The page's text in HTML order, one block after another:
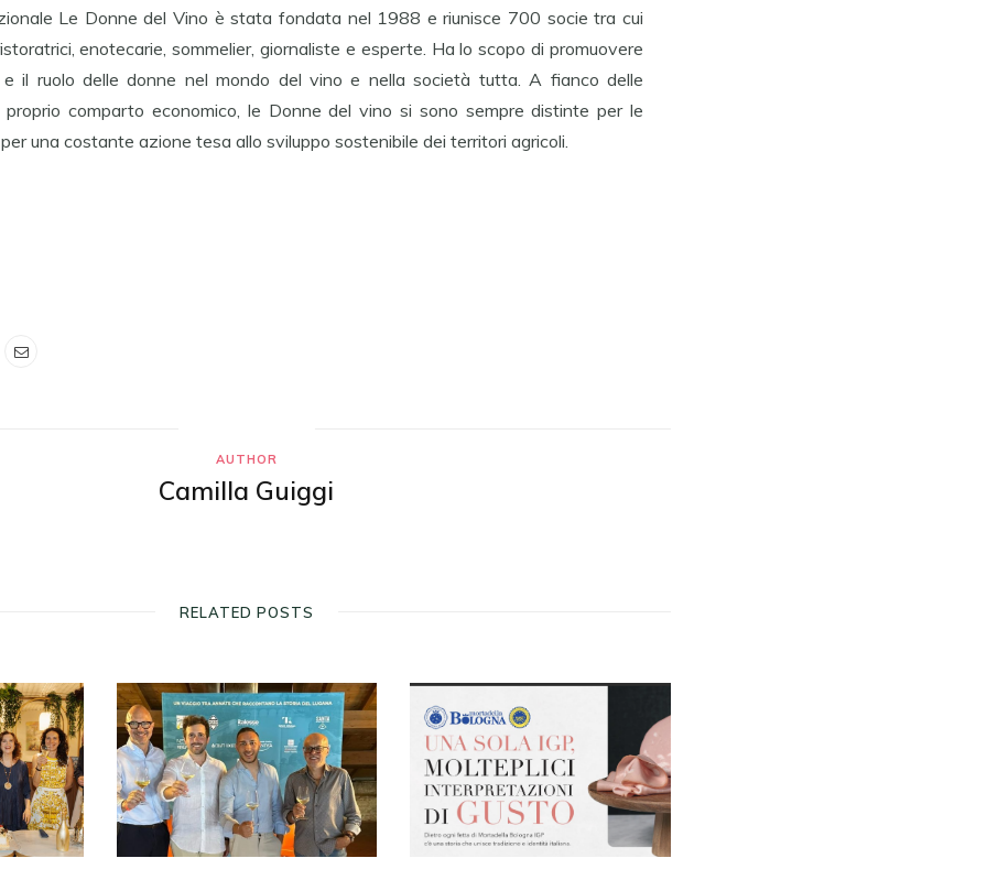
Le Donne del Vino è stata fondata nel 1988 e riunisce 700 socie tra cui
enotecarie, sommelier, giornaliste e esperte. Ha lo scopo di promuovere
il ruolo delle donne nel mondo del vino e nella società tutta. A fianco delle
comparto economico, le Donne del vino si sono sempre distinte per le
una costante azione tesa allo sviluppo sostenibile dei territori agricoli.
AUTHOR
Camilla Guiggi
RELATED POSTS